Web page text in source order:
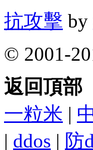
抗攻擊 by
© 2001-
返回頂部
一粒米 |
| ddos | 防